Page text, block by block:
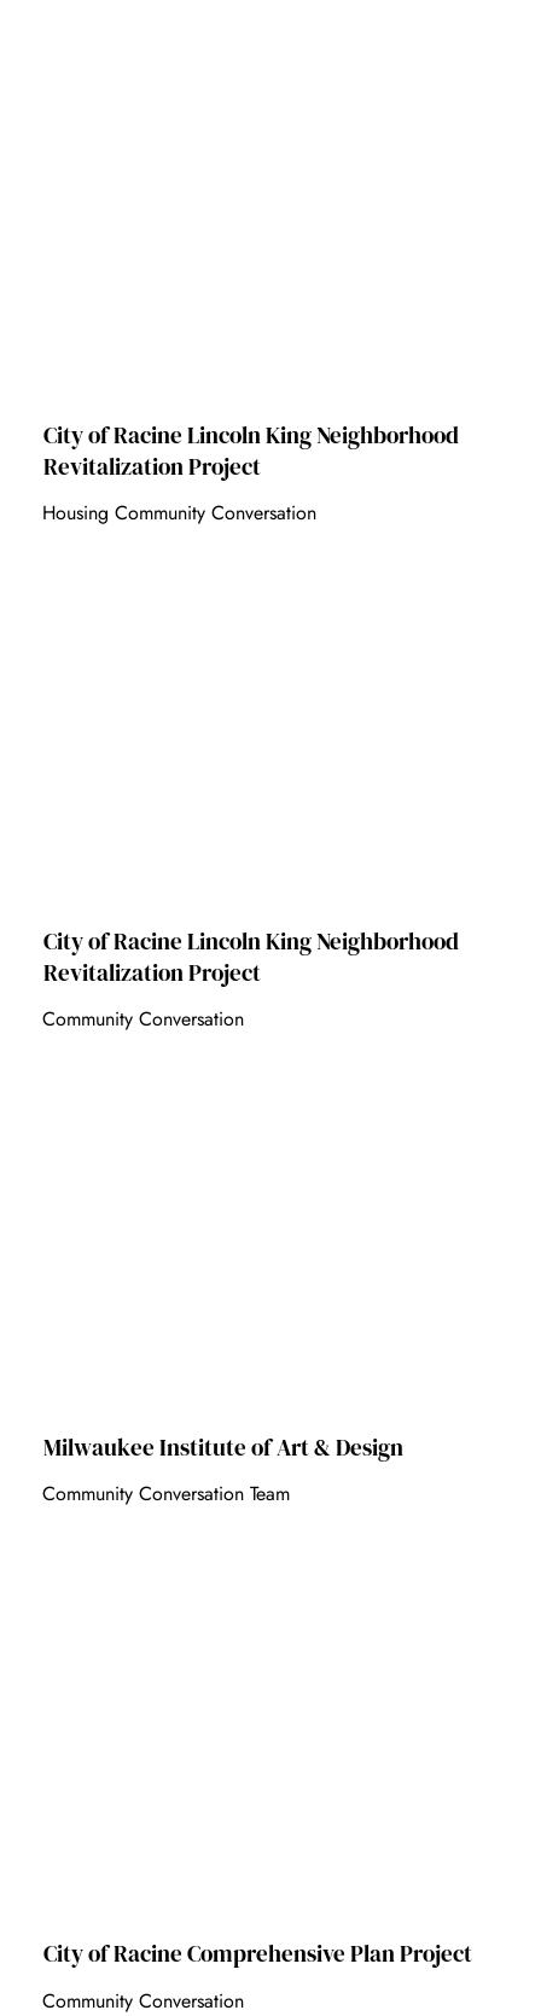
City of Racine Lincoln King Neighborhood
Revitalization Project
Housing Community Conversation
City of Racine Lincoln King Neighborhood
Revitalization Project
Community Conversation
Milwaukee Institute of Art & Design
Community Conversation Team
City of Racine Comprehensive Plan Project
Community Conversation